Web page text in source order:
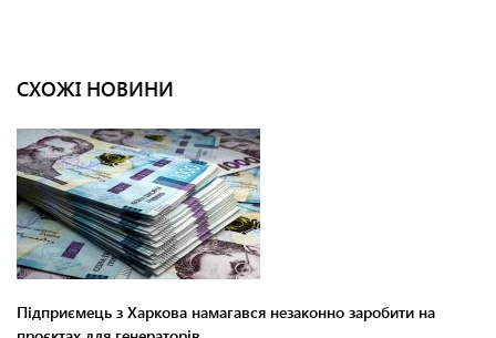
СХОЖІ НОВИНИ
Підприємець з Харкова намагався незаконно заробити на